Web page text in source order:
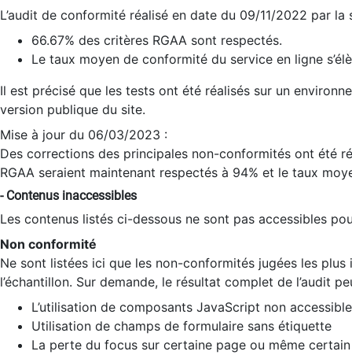
L’audit de conformité réalisé en date du 09/11/2022 par
66.67% des critères RGAA sont respectés.
Le taux moyen de conformité du service en ligne
Il est précisé que les tests ont été réalisés sur un
version publique du site.
Mise à jour du 06/03/2023 :
Des corrections des principales non-conformités ont été
RGAA seraient maintenant respectés à 94% et le taux
- Contenus inaccessibles
Les contenus listés ci-dessous ne sont pas accessibles
Non conformité
Ne sont listées ici que les non-conformités jugées les
l’échantillon. Sur demande, le résultat complet de l’audit
L’utilisation de composants JavaScript non
Utilisation de champs de formulaire sans étiquette
La perte du focus sur certaine page ou même